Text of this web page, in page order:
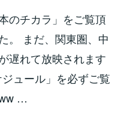
のチカラ」をご覧頂
。 まだ、関東圏、中
遅れて放映されます
ュール」を必ずご覧
…